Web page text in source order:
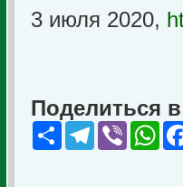
3 июля 2020,
Поделиться
Share Telegram
Viber